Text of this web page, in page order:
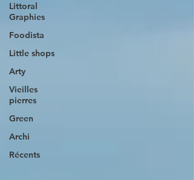
Littoral
Graphies
Foodista
Little shops
Arty
Vieilles
pierres
Green
Archi
Récents